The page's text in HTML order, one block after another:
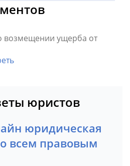
возмещении ущерба от
юристов
юридическая
всем правовым